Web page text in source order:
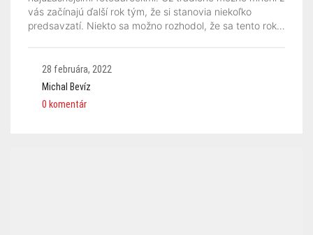
vás začínajú ďalší rok tým, že si stanovia niekoľko
predsavzatí. Niekto sa možno rozhodol, že sa tento rok…
28 februára, 2022
Michal Bevíz
0 komentár